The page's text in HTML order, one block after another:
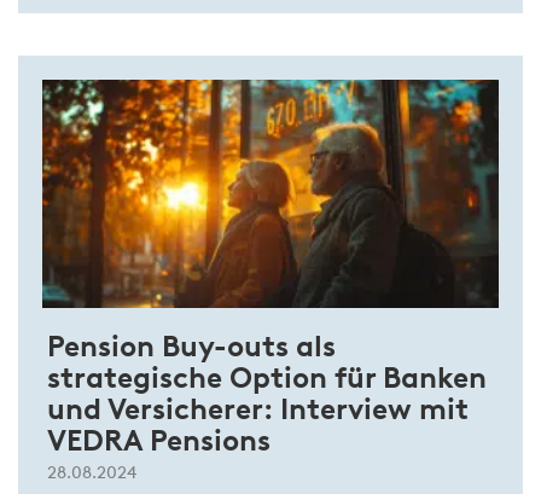
Pension Buy-outs als
strategische Option für Banken
und Versicherer: Interview mit
VEDRA Pensions
28.08.2024